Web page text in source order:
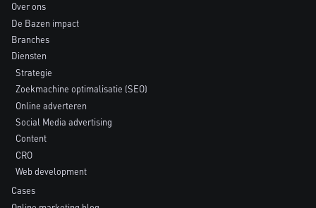
Over ons
De Bazen impact
Branches
Diensten
Strategie
Zoekmachine optimalisatie (SEO)
Online adverteren
Social Media advertising
Content
CRO
Web development
Cases